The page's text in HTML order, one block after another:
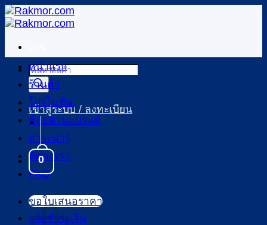
ข้าม
ไป
เนื้อหา
Products
search
เข้าสู่ระบบ / ลงทะเบียน
0
หน้าแรก
ร้านค้า
โปรโมชัน
ช้อปตามแบรนด์
สาระน่ารู้
ติดต่อเรา
FAQ
ขอใบเสนอราคา
แจ้งชำระเงิน